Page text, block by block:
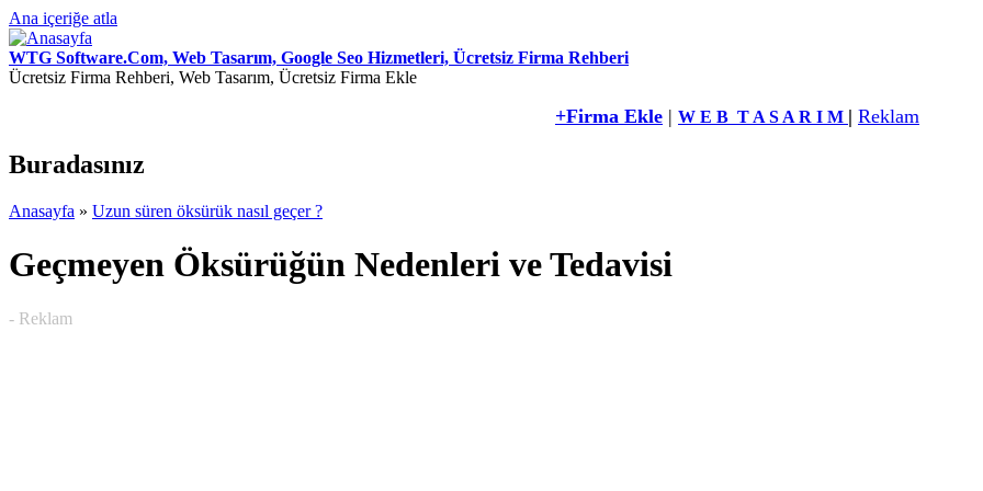
Ana içeriğe atla
WTG Software.Com, Web Tasarım, Google Seo Hizmetleri, Ücretsiz Firma Rehberi
Ücretsiz Firma Rehberi, Web Tasarım, Ücretsiz Firma Ekle
+Firma Ekle | W E B T A S A R I M | Reklam
Buradasınız
Anasayfa » Uzun süren öksürük nasıl geçer ?
Geçmeyen Öksürüğün Nedenleri ve Tedavisi
- Reklam